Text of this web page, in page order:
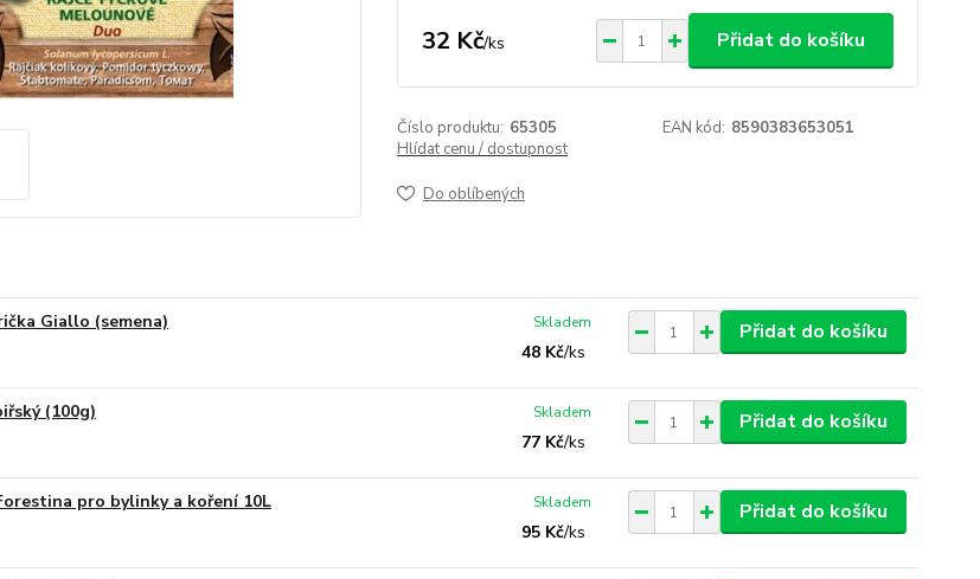
32 Kč/ks Přidat do košíku
Číslo produktu: 65305 EAN kód: 8590383653051
Hlídat cenu / dostupnost
Do oblíbených
Giallo (semena)
48 Kč/ks
Skladem Přidat do košíku
(100g)
77 Kč/ks
Skladem Přidat do košíku
pro bylinky a koření 10L
95 Kč/ks
Skladem Přidat do košíku